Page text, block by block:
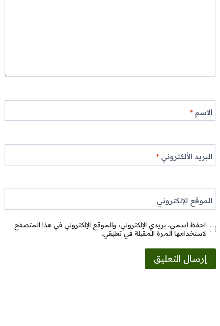
الاسم*
البريد الألكتروني*
الموقع الإلكتروني
احفظ اسمي، بريدي الإلكتروني، والموقع الإلكتروني في هذا المتصفح
لاستخدامها المرة المقبلة في تعليقي.